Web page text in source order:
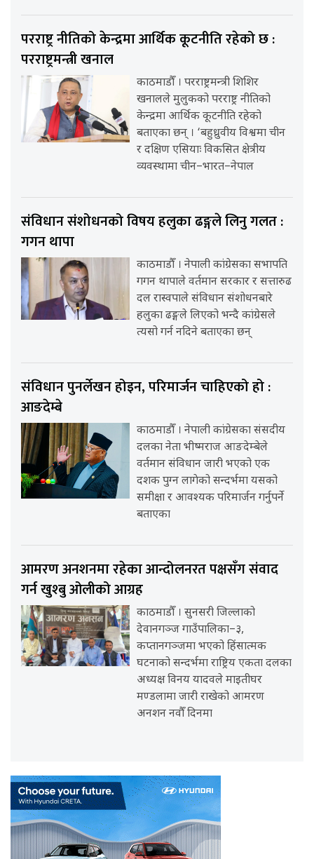
परराष्ट्र नीतिको केन्द्रमा आर्थिक कूटनीति रहेको छ :
परराष्ट्रमन्त्री खनाल
काठमाडौँ । परराष्ट्रमन्त्री शिशिर
खनालले मुलुकको परराष्ट्र नीतिको
केन्द्रमा आर्थिक कूटनीति रहेको
बताएका छन् । ‘बहुध्रुवीय विश्वमा चीन
र दक्षिण एसियाः विकसित क्षेत्रीय
व्यवस्थामा चीन–भारत–नेपाल
संविधान संशोधनको विषय हलुका ढङ्गले लिनु गलत :
गगन थापा
काठमाडौँ । नेपाली कांग्रेसका सभापति
गगन थापाले वर्तमान सरकार र सत्तारुढ
दल रास्वपाले संविधान संशोधनबारे
हलुका ढङ्गले लिएको भन्दै कांग्रेसले
त्यसो गर्न नदिने बताएका छन्
संविधान पुनर्लेखन होइन, परिमार्जन चाहिएको हो :
आङदेम्बे
काठमाडौँ । नेपाली कांग्रेसका संसदीय
दलका नेता भीष्मराज आङदेम्बेले
वर्तमान संविधान जारी भएको एक
दशक पुग्न लागेको सन्दर्भमा यसको
समीक्षा र आवश्यक परिमार्जन गर्नुपर्ने
बताएका
आमरण अनशनमा रहेका आन्दोलनरत पक्षसँग संवाद
गर्न खुश्बु ओलीको आग्रह
काठमाडौँ । सुनसरी जिल्लाको
देवानगञ्ज गाउँपालिका–३,
कप्तानगञ्जमा भएको हिंसात्मक
घटनाको सन्दर्भमा राष्ट्रिय एकता दलका
अध्यक्ष विनय यादवले माइतीघर
मण्डलामा जारी राखेको आमरण
अनशन नवौँ दिनमा